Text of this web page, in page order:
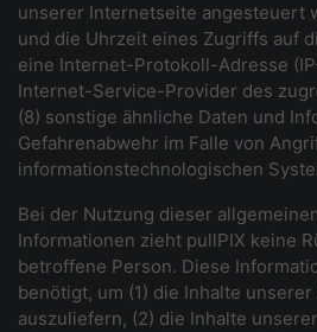
unserer Internetseite angesteuert
und die Uhrzeit eines Zugriffs auf
eine Internet-Protokoll-Adresse
Internet-Service-Provider des
(8) sonstige ähnliche Daten und
Gefahrenabwehr im Falle von
informationstechnologischen
Bei der Nutzung dieser
Informationen zieht pullPIX keine
betroffene Person. Diese
benötigt, um (1) die Inhalte
auszuliefern, (2) die Inhalte